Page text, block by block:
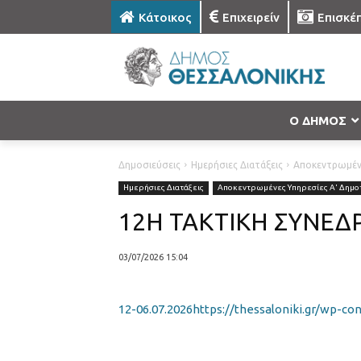
Κάτοικος Επιχειρείν
Ο ΔΗΜΟΣ
Δημοσιεύσεις Ημερήσιες Διατάξεις
Ημερήσιες Διατάξεις Αποκεντρωμένες Υπηρεσίες Α'
12Η ΤΑΚΤΙΚΗ
03/07/2026 15:04
12-06.07.2026https://thessaloniki.gr/wp-